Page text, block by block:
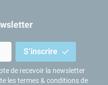
S’inscrire
de recevoir la newsletter
les termes & conditions de